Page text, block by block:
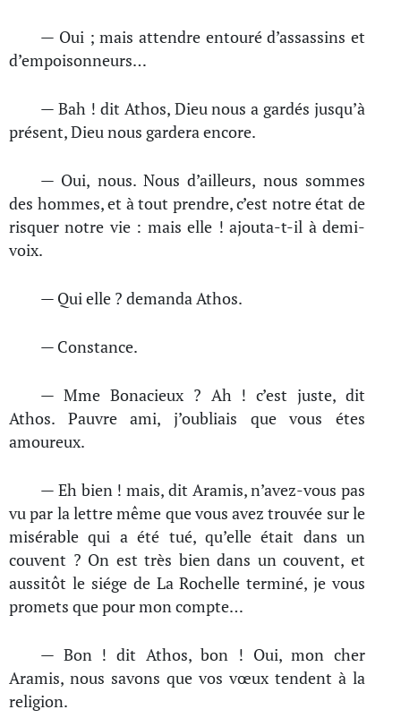
— Oui ; mais attendre entouré d’assassins et
d’empoisonneurs…
— Bah ! dit Athos, Dieu nous a gardés jusqu’à
présent, Dieu nous gardera encore.
— Oui, nous. Nous d’ailleurs, nous sommes
des hommes, et à tout prendre, c’est notre état de
risquer notre vie : mais elle ! ajouta-t-il à demi-
voix.
— Qui elle ? demanda Athos.
— Constance.
— Mme Bonacieux ? Ah ! c’est juste, dit
Athos. Pauvre ami, j’oubliais que vous étes
amoureux.
— Eh bien ! mais, dit Aramis, n’avez-vous pas
vu par la lettre même que vous avez trouvée sur le
misérable qui a été tué, qu’elle était dans un
couvent ? On est très bien dans un couvent, et
aussitôt le siége de La Rochelle terminé, je vous
promets que pour mon compte…
— Bon ! dit Athos, bon ! Oui, mon cher
Aramis, nous savons que vos vœux tendent à la
religion.